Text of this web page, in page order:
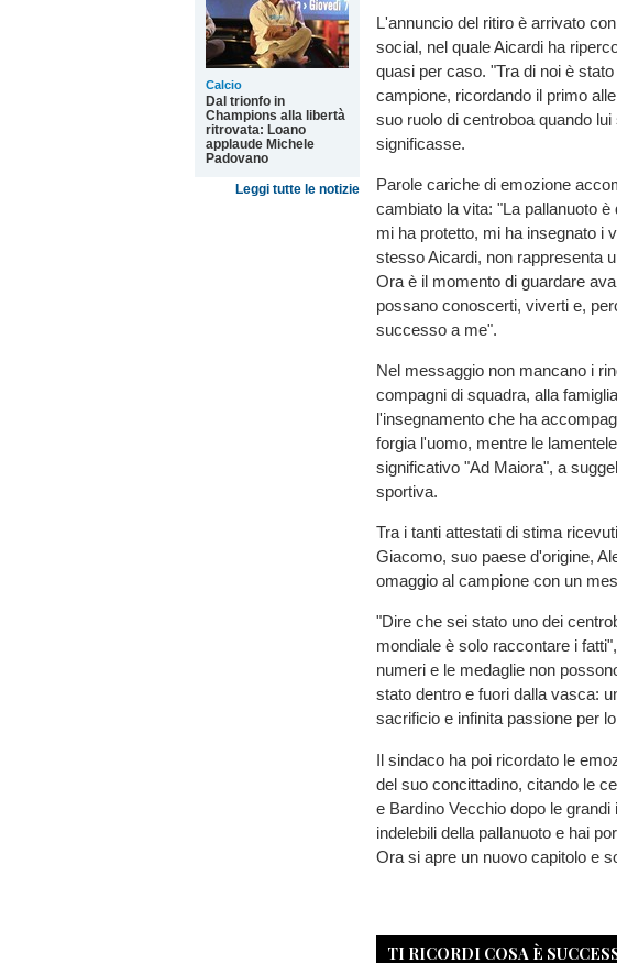
Calcio
Dal trionfo in
Champions alla libertà
ritrovata: Loano
applaude Michele
Padovano
Leggi tutte le notizie
L'annuncio del ritiro è arrivato
social, nel quale Aicardi ha
quasi per caso. "Tra di noi è
campione, ricordando il primo
suo ruolo di centroboa quando
significasse.
Parole cariche di emozione
cambiato la vita: "La pallanuoto
mi ha protetto, mi ha insegnato i
stesso Aicardi, non rappresenta
Ora è il momento di guardare
possano conoscerti, viverti e,
successo a me".
Nel messaggio non mancano i
compagni di squadra, alla
l'insegnamento che ha
forgia l'uomo, mentre le
significativo "Ad Maiora", a
sportiva.
Tra i tanti attestati di stima
Giacomo, suo paese d'origine,
omaggio al campione con un
"Dire che sei stato uno dei
mondiale è solo raccontare i
numeri e le medaglie non
stato dentro e fuori dalla vasca:
sacrificio e infinita passione per
Il sindaco ha poi ricordato le
del suo concittadino, citando le
e Bardino Vecchio dopo le
indelebili della pallanuoto e hai
Ora si apre un nuovo capitolo e
TI RICORDI COSA È